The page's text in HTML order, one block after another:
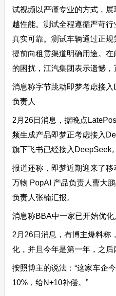
试视频以严谨专业的方式，
越性能。测试全程遵循严苛
真实可靠。测试车辆通过正
提前向租赁渠道明确用途。
的困扰，江汽集团表示遗憾，
消息称字节跳动即梦考虑接
负责人
2月26日消息，据晚点
频生成产品即梦正考虑接入
旗下飞书已经接入DeepSeek。
报道还称，即梦近期迎来了
万物 PopAI 产品负责人曹大
负责人张楠汇报。
消息称BBA中一家已开始优
2月26日消息，有博主爆料称
化，并且今年是第一年，之后
按照博主的说法：“这家车企
10%，给N+10补偿。”